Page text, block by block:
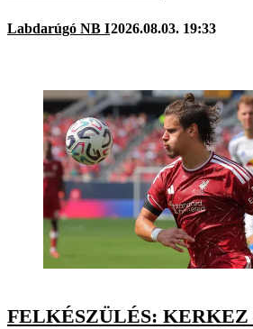
Labdarúgó NB I2026.08.03. 19:33
FELKÉSZÜLÉS: KERKEZ